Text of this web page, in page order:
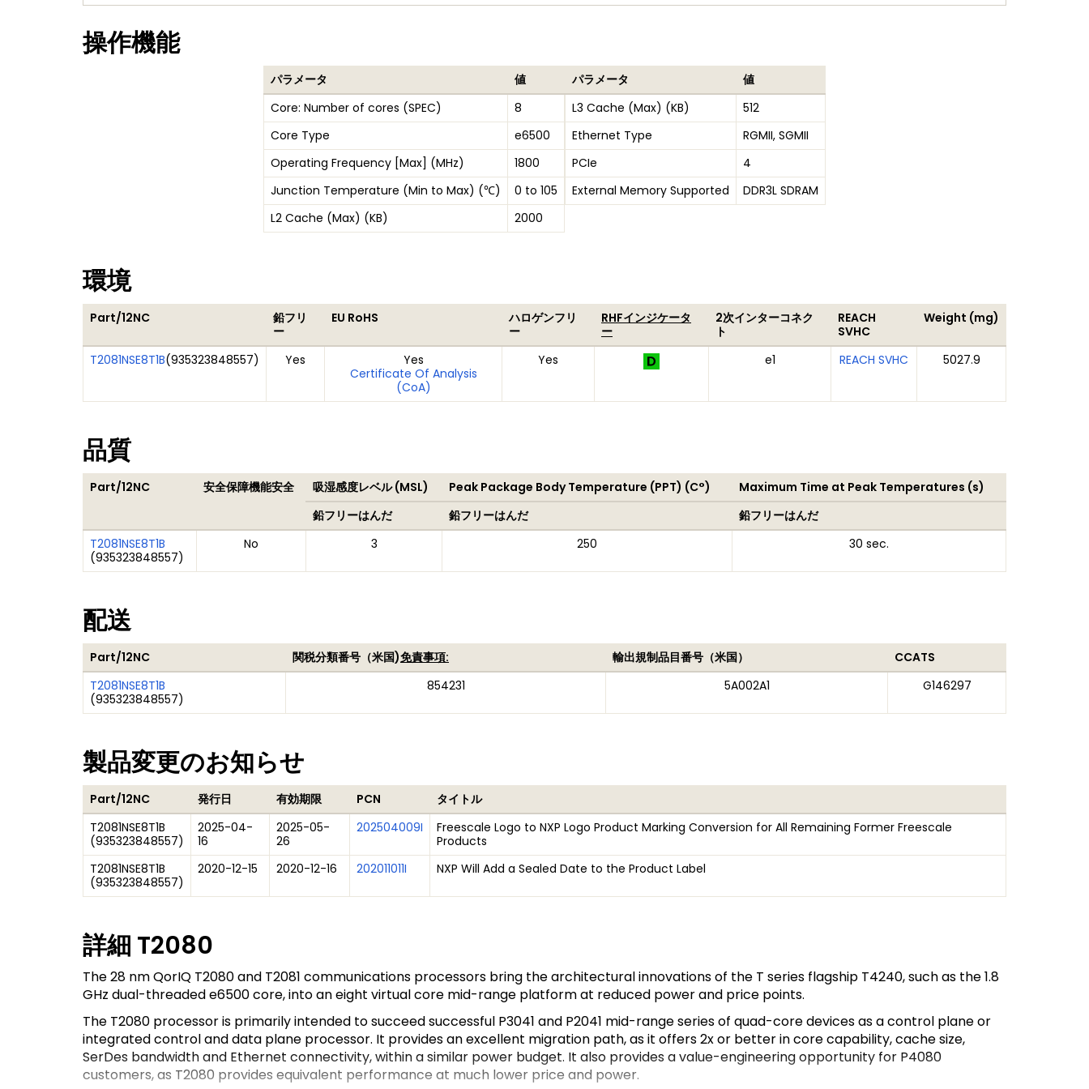
操作機能
パラメータ
値
Core: Number of cores (SPEC)
8
Core Type
e6500
Operating Frequency [Max] (MHz)
1800
Junction Temperature (Min to Max) (℃)
0 to 105
L2 Cache (Max) (KB)
2000
パラメータ
値
L3 Cache (Max) (KB)
512
Ethernet Type
RGMII, SGMII
PCIe
4
External Memory Supported
DDR3L SDRAM
環境
Part/12NC
鉛フリ
ー
EU RoHS
ハロゲンフリ
ー
RHFインジケータ
ー
2次インターコネク
ト
REACH
SVHC
Weight (mg)
T2081NSE8T1B(935323848557) Yes
Yes
Certificate Of Analysis
(CoA)
Yes e1 REACH SVHC 5027.9
品質
Part/12NC 安全保障機能安全 吸湿感度レベル (MSL) Peak Package Body Temperature (PPT) (C°)
Maximum Time at Peak Temperatures (s)
鉛フリーはんだ
鉛フリーはんだ
鉛フリーはんだ
T2081NSE8T1B
(935323848557)
No 3 250 30 sec.
配送
Part/12NC 関税分類番号（米国)免責事項: 輸出規制品目番号（米国）
CCATS
T2081NSE8T1B
(935323848557)
854231 5A002A1 G146297
製品変更のお知らせ
Part/12NC 発行日 有効期限 PCN
タイトル
T2081NSE8T1B
(935323848557)
2025-04-
16
2025-05-
26
202504009I
Freescale Logo to NXP Logo Product Marking Conversion for All Remaining Former Freescale
Products
T2081NSE8T1B
(935323848557)
2020-12-15 2020-12-16 202011011I NXP Will Add a Sealed Date to the Product Label
詳細 T2080
The 28 nm QorIQ T2080 and T2081 communications processors bring the architectural innovations of the T series flagship T4240, such as the 1.8
GHz dual-threaded e6500 core, into an eight virtual core mid-range platform at reduced power and price points.
The T2080 processor is primarily intended to succeed successful P3041 and P2041 mid-range series of quad-core devices as a control plane or
integrated control and data plane processor. It provides an excellent migration path, as it offers 2x or better in core capability, cache size,
SerDes bandwidth and Ethernet connectivity, within a similar power budget. It also provides a value-engineering opportunity for P4080
customers, as T2080 provides equivalent performance at much lower price and power.